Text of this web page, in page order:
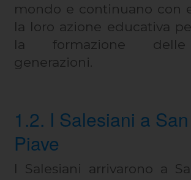
mondo e continuano con
la loro azione educativa
la formazione
generazioni.
1.2. I Salesiani a
Piave
I Salesiani arrivarono a